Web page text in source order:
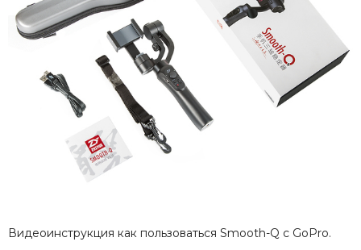
Видеоинструкция как пользоваться Smooth-Q с GoPro.